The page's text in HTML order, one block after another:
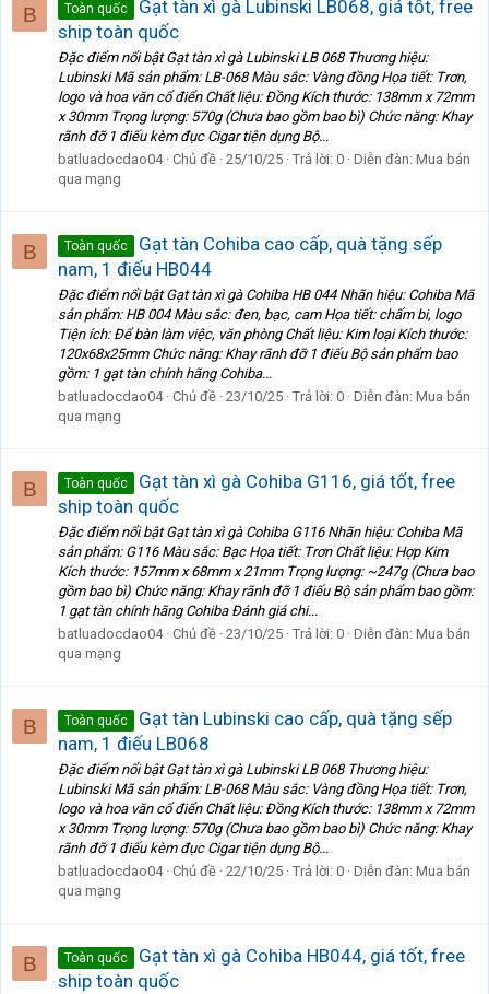
B Toàn quốc
Gạt tàn xì gà Lubinski LB068, giá tốt, free
ship toàn quốc
Đặc điểm nổi bật Gạt tàn xì gà Lubinski LB 068 Thương hiệu:
Lubinski Mã sản phẩm: LB-068 Màu sắc: Vàng đồng Họa tiết: Trơn,
logo và hoa văn cổ điển Chất liệu: Đồng Kích thước: 138mm x 72mm
x 30mm Trọng lượng: 570g (Chưa bao gồm bao bì) Chức năng: Khay
rãnh đỡ 1 điếu kèm đục Cigar tiện dụng Bộ...
batluadocdao04 Chủ đề 25/10/25 Trả lời: 0 Diễn đàn: Mua bán
qua mạng
B Toàn quốc
Gạt tàn Cohiba cao cấp, quà tặng sếp
nam, 1 điếu HB044
Đặc điểm nổi bật Gạt tàn xì gà Cohiba HB 044 Nhãn hiệu: Cohiba Mã
sản phẩm: HB 004 Màu sắc: đen, bạc, cam Họa tiết: chấm bi, logo
Tiện ích: Để bàn làm việc, văn phòng Chất liệu: Kim loại Kích thước:
120x68x25mm Chức năng: Khay rãnh đỡ 1 điếu Bộ sản phẩm bao
gồm: 1 gạt tàn chính hãng Cohiba...
batluadocdao04 Chủ đề 23/10/25 Trả lời: 0 Diễn đàn: Mua bán
qua mạng
B Toàn quốc
Gạt tàn xì gà Cohiba G116, giá tốt, free
ship toàn quốc
Đặc điểm nổi bật Gạt tàn xì gà Cohiba G116 Nhãn hiệu: Cohiba Mã
sản phẩm: G116 Màu sắc: Bạc Họa tiết: Trơn Chất liệu: Hợp Kim
Kích thước: 157mm x 68mm x 21mm Trọng lượng: ~247g (Chưa bao
gồm bao bì) Chức năng: Khay rãnh đỡ 1 điếu Bộ sản phẩm bao gồm:
1 gạt tàn chính hãng Cohiba Đánh giá chi...
batluadocdao04 Chủ đề 23/10/25 Trả lời: 0 Diễn đàn: Mua bán
qua mạng
B Toàn quốc
Gạt tàn Lubinski cao cấp, quà tặng sếp
nam, 1 điếu LB068
Đặc điểm nổi bật Gạt tàn xì gà Lubinski LB 068 Thương hiệu:
Lubinski Mã sản phẩm: LB-068 Màu sắc: Vàng đồng Họa tiết: Trơn,
logo và hoa văn cổ điển Chất liệu: Đồng Kích thước: 138mm x 72mm
x 30mm Trọng lượng: 570g (Chưa bao gồm bao bì) Chức năng: Khay
rãnh đỡ 1 điếu kèm đục Cigar tiện dụng Bộ...
batluadocdao04 Chủ đề 22/10/25 Trả lời: 0 Diễn đàn: Mua bán
qua mạng
B Toàn quốc
Gạt tàn xì gà Cohiba HB044, giá tốt, free
ship toàn quốc